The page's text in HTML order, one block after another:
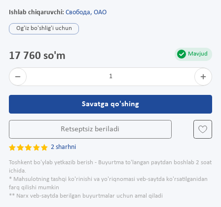
Ishlab chiqaruvchi: Свобода, ОАО
Og'iz bo'shlig'i uchun
Mavjud
17 760 so'm
1
Savatga qo'shing
Retseptsiz beriladi
2 sharhni
Toshkent bo'ylab yetkazib berish - Buyurtma to'langan paytdan boshlab 2 soat
ichida.
* Mahsulotning tashqi ko'rinishi va yo'riqnomasi veb-saytda ko'rsatilganidan
farq qilishi mumkin
** Narx veb-saytda berilgan buyurtmalar uchun amal qiladi